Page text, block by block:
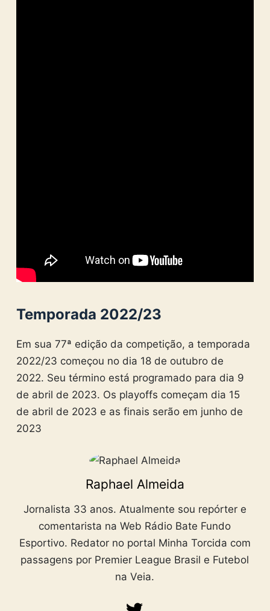
Temporada 2022/23
Em sua 77ª edição da competição, a temporada
2022/23 começou no dia 18 de outubro de
2022. Seu término está programado para dia 9
de abril de 2023. Os playoffs começam dia 15
de abril de 2023 e as finais serão em junho de
2023
Raphael Almeida
Jornalista 33 anos. Atualmente sou repórter e
comentarista na Web Rádio Bate Fundo
Esportivo. Redator no portal Minha Torcida com
passagens por Premier League Brasil e Futebol
na Veia.